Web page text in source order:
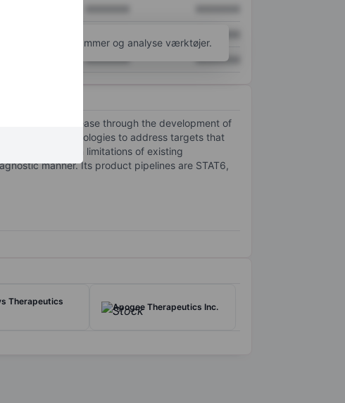
XXXXXXX XXXXXXX
til flere diagrammer og analyse værktøjer.
of human disease through the development of
to novel technologies to address targets that
often based on limitations of existing
manner. Its product pipelines are STAT6,
Therapeutics
Apogee Therapeutics Inc.